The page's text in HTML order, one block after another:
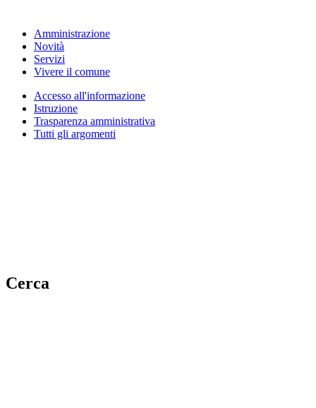
Amministrazione
Novità
Servizi
Vivere il comune
Accesso all'informazione
Istruzione
Trasparenza amministrativa
Tutti gli argomenti
Cerca